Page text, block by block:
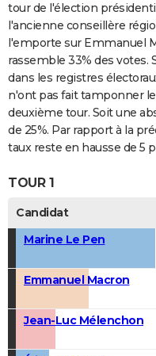
tour de l'élection
l'ancienne conseillère
l'emporte sur Emmanuel
rassemble 33% des votes.
dans les registres
n'ont pas fait tamponner
deuxième tour. Soit une
de 25%. Par rapport à la
taux reste en hausse de 5
TOUR 1
Candidat
Marine Le Pen
Emmanuel Macron
Jean-Luc Mélenchon